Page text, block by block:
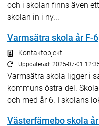
och i skolan finns även
skolan in i ny...
Varmsätra skola år F-6
Kontaktobjekt
Uppdaterad: 2025-07-01 12:35
Varmsätra skola ligger i
kommuns östra del.
och med år 6. I skolans
Västerfärnebo skola